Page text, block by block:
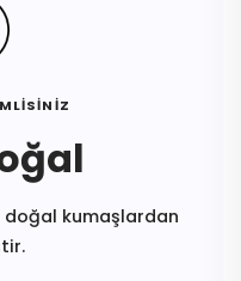
doğal kumaşlardan